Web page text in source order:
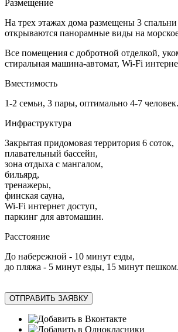
Размещение
На трех этажах дома размещены 3
открываются панорамные виды на
Все помещения с добротной отделкой,
стиральная машина-автомат, Wi-Fi
Вместимость
1-2 семьи, 3 пары, оптимально 4-7 человек.
Инфраструктура
Закрытая придомовая территория 6 соток,
плавательный бассейн,
зона отдыха с мангалом,
бильярд,
тренажеры,
финская сауна,
Wi-Fi интернет доступ,
паркинг для автомашин.
Расстояние
До набережной - 10 минут езды,
до пляжа - 5 минут езды, 15 минут пешком.
ОТПРАВИТЬ ЗАЯВКУ